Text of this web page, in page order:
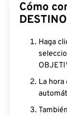
Cómo
DESTINO
Haga
La hora